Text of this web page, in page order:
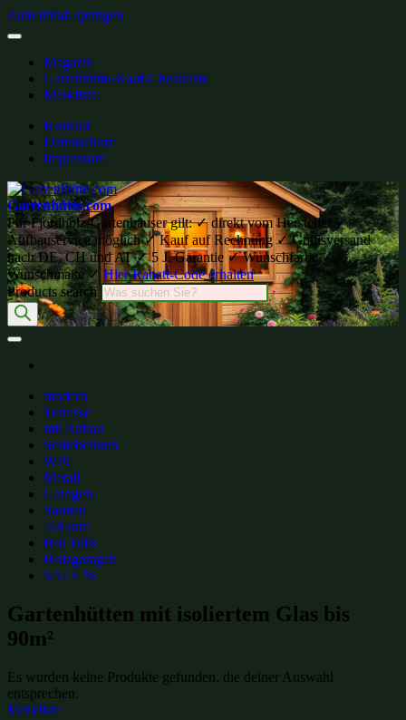
Zum Inhalt springen
Magazin
Gartenhütte-Kauf-Checkliste
Merkliste:
Kontakt
Datenschutz
Impressum
Gartenhütte.com
Für Fjordholz-Gartenhäuser gilt: ✓ direkt vom Hersteller ✓
Aufbauservice möglich ✓ Kauf auf Rechnung ✓ Gratisversand
nach DE, CH und AT ✓ 5 J. Garantie ✓ Wunschfarbe ✓
Wunschmaße ✓Hier Rabatt-Code erhalten
Products search
modern
Terrasse
mit Anbau
Schiebetüren
WPC
Metall
Garagen
Saunen
2-Raum
Hot Tubs
Holzgaragen
SALE %
Gartenhütten mit isoliertem Glas bis
90m²
Es wurden keine Produkte gefunden, die deiner Auswahl
entsprechen.
Merkliste: